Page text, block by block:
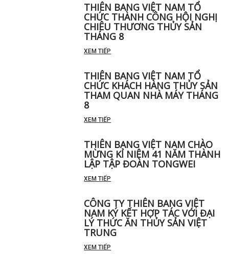
THIÊN BANG VIỆT NAM TỔ
CHỨC THÀNH CÔNG HỘI NGHỊ
CHIÊU THƯƠNG THỦY SẢN
THÁNG 8
XEM TIẾP
THIÊN BANG VIỆT NAM TỔ
CHỨC KHÁCH HÀNG THỦY SẢN
THAM QUAN NHÀ MÁY THÁNG
8
XEM TIẾP
THIÊN BANG VIỆT NAM CHÀO
MỪNG KỈ NIỆM 41 NĂM THÀNH
LẬP TẬP ĐOÀN TONGWEI
XEM TIẾP
CÔNG TY THIÊN BANG VIỆT
NAM KÝ KẾT HỢP TÁC VỚI ĐẠI
LÝ THỨC ĂN THỦY SẢN VIỆT
TRUNG
XEM TIẾP